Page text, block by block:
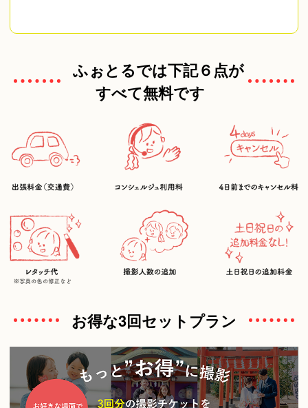
ふぉとるでは下記６点が
すべて無料です
お得な3回セットプラン